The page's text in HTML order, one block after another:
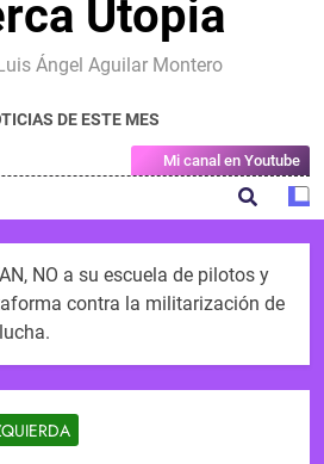
Utopia
Ángel Aguilar Montero
DE ESTE MES
Mi canal en Youtube
NO a su escuela de pilotos y
contra la militarización de